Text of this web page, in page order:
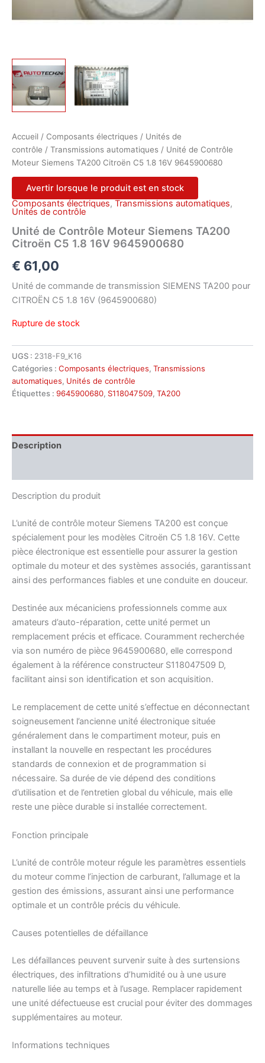
Accueil / Composants électriques / Unités de
contrôle / Transmissions automatiques / Unité de Contrôle
Moteur Siemens TA200 Citroën C5 1.8 16V 9645900680
Avertir lorsque le produit est en stock
Composants électriques, Transmissions automatiques,
Unités de contrôle
Unité de Contrôle Moteur Siemens TA200
Citroën C5 1.8 16V 9645900680
€ 61,00
Unité de commande de transmission SIEMENS TA200 pour
CITROËN C5 1.8 16V (9645900680)
Rupture de stock
UGS : 2318-F9_K16
Catégories : Composants électriques, Transmissions
automatiques, Unités de contrôle
Étiquettes : 9645900680, S118047509, TA200
Description
Description du produit
L’unité de contrôle moteur Siemens TA200 est conçue
spécialement pour les modèles Citroën C5 1.8 16V. Cette
pièce électronique est essentielle pour assurer la gestion
optimale du moteur et des systèmes associés, garantissant
ainsi des performances fiables et une conduite en douceur.
Destinée aux mécaniciens professionnels comme aux
amateurs d’auto-réparation, cette unité permet un
remplacement précis et efficace. Couramment recherchée
via son numéro de pièce 9645900680, elle correspond
également à la référence constructeur S118047509 D,
facilitant ainsi son identification et son acquisition.
Le remplacement de cette unité s’effectue en déconnectant
soigneusement l’ancienne unité électronique située
généralement dans le compartiment moteur, puis en
installant la nouvelle en respectant les procédures
standards de connexion et de programmation si
nécessaire. Sa durée de vie dépend des conditions
d’utilisation et de l’entretien global du véhicule, mais elle
reste une pièce durable si installée correctement.
Fonction principale
L’unité de contrôle moteur régule les paramètres essentiels
du moteur comme l’injection de carburant, l’allumage et la
gestion des émissions, assurant ainsi une performance
optimale et un contrôle précis du véhicule.
Causes potentielles de défaillance
Les défaillances peuvent survenir suite à des surtensions
électriques, des infiltrations d’humidité ou à une usure
naturelle liée au temps et à l’usage. Remplacer rapidement
une unité défectueuse est crucial pour éviter des dommages
supplémentaires au moteur.
Informations techniques